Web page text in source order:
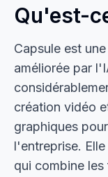
Qu'est-
Capsule est
améliorée par
création vidéo
graphiques
l'entreprise.
qui combine